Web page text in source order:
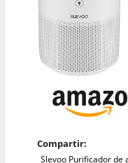
Compartir:
Slevoo Purificador de